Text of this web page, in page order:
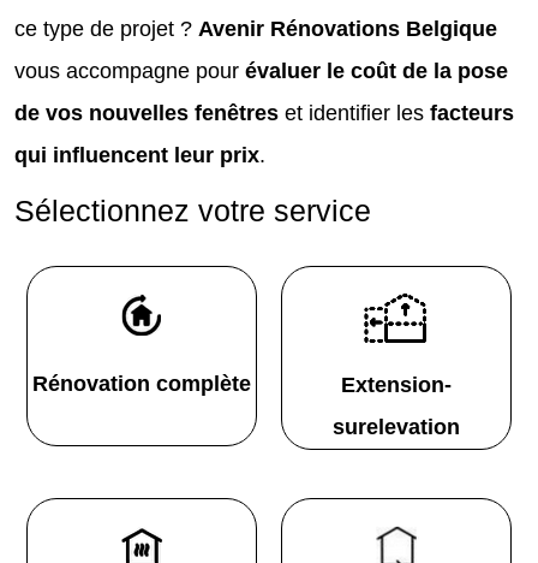
ce type de projet ? Avenir Rénovations Belgique
vous accompagne pour évaluer le coût de la pose
de vos nouvelles fenêtres et identifier les facteurs
qui influencent leur prix.
Sélectionnez votre service
Rénovation complète
Extension-
surelevation